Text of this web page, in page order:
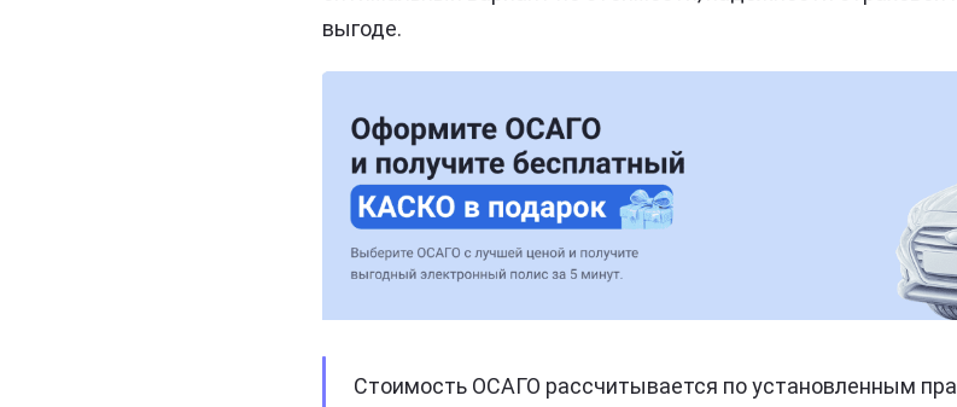
выгоде.
Стоимость ОСАГО рассчитывается по установленным